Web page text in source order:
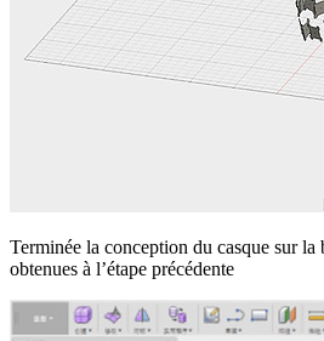
Terminée la conception du casque sur la
obtenues à l’étape précédente